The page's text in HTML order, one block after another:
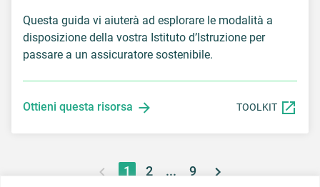
Questa guida vi aiuterà ad esplorare le modalità a
disposizione della vostra Istituto d’Istruzione per
passare a un assicuratore sostenibile.
Ottieni questa risorsa TOOLKIT
1 2 ... 9